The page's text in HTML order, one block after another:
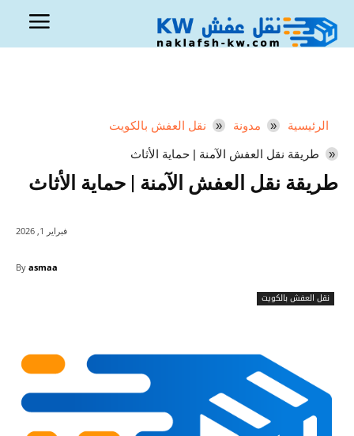
الرئيسية مدونة نقل العفش بالكويت
طريقة نقل العفش الآمنة | حماية الأثاث
طريقة نقل العفش الآمنة | حماية الأثاث
فبراير 1, 2026
By asmaa
نقل العفش بالكويت